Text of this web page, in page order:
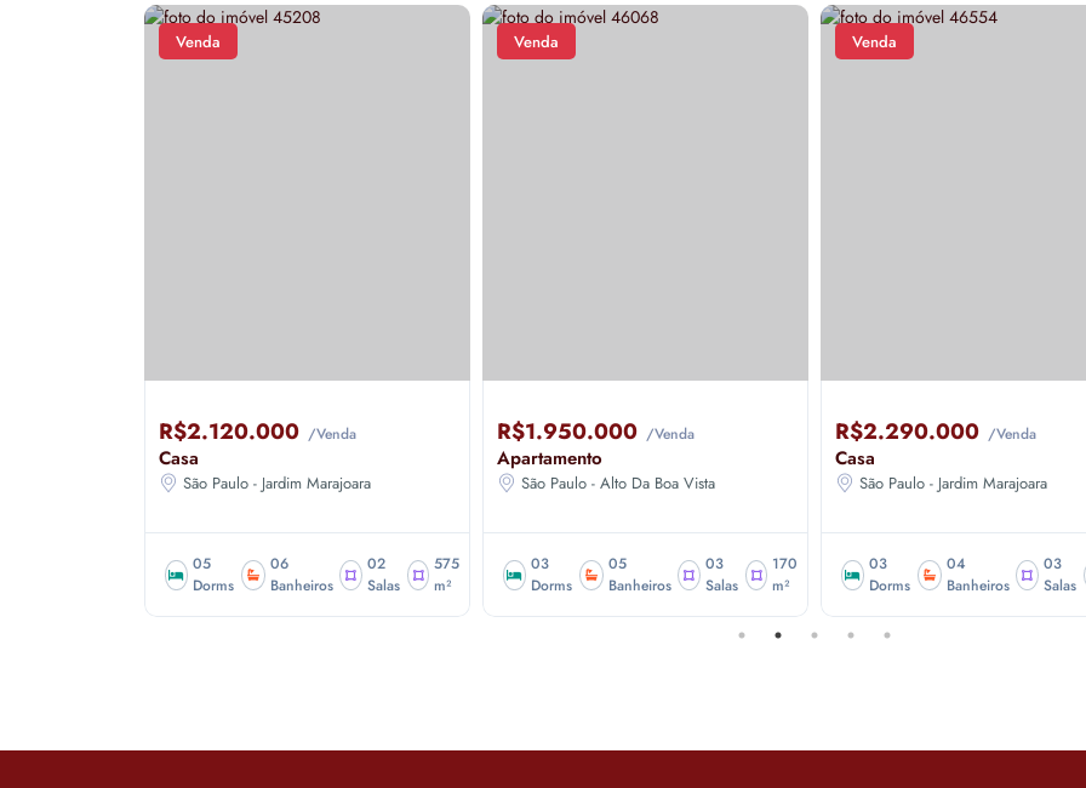
Venda
R$2.120.000 /Venda
Casa
São Paulo - Jardim Marajoara
05
Dorms
06
Banheiros
02
Salas
575
m²
Venda
R$1.950.000 /Venda
Apartamento
São Paulo - Alto Da Boa Vista
03
Dorms
05
Banheiros
03
Salas
170
m²
Venda
R$2.290.000 /Venda
Casa
São Paulo - Jardim Marajoara
03
Dorms
04
Banheiros
03
Salas